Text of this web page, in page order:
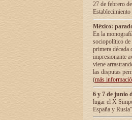
27 de febrero
México:
En la
sociopolítico de
primera década
impresionante
viene
las disputas
(más
6 y 7 de junio
lugar el X
España y